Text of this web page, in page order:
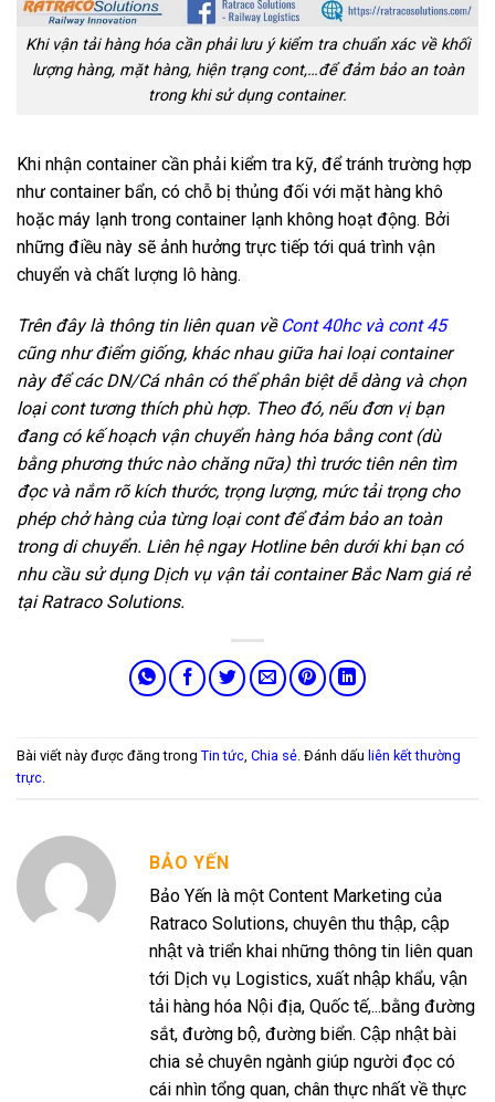
Khi vận tải hàng hóa cần phải lưu ý kiểm tra chuẩn xác về khối
lượng hàng, mặt hàng, hiện trạng cont,…để đảm bảo an toàn
trong khi sử dụng container.
Khi nhận container cần phải kiểm tra kỹ, để tránh trường hợp
như container bẩn, có chỗ bị thủng đối với mặt hàng khô
hoặc máy lạnh trong container lạnh không hoạt động. Bởi
những điều này sẽ ảnh hưởng trực tiếp tới quá trình vận
chuyển và chất lượng lô hàng.
Trên đây là thông tin liên quan về Cont 40hc và cont 45
cũng như điểm giống, khác nhau giữa hai loại container
này để các DN/Cá nhân có thể phân biệt dễ dàng và chọn
loại cont tương thích phù hợp. Theo đó, nếu đơn vị bạn
đang có kế hoạch vận chuyển hàng hóa bằng cont (dù
bằng phương thức nào chăng nữa) thì trước tiên nên tìm
đọc và nắm rõ kích thước, trọng lượng, mức tải trọng cho
phép chở hàng của từng loại cont để đảm bảo an toàn
trong di chuyển. Liên hệ ngay Hotline bên dưới khi bạn có
nhu cầu sử dụng Dịch vụ vận tải container Bắc Nam giá rẻ
tại Ratraco Solutions.
Bài viết này được đăng trong Tin tức, Chia sẻ. Đánh dấu liên kết thường
trực.
BẢO YẾN
Bảo Yến là một Content Marketing của
Ratraco Solutions, chuyên thu thập, cập
nhật và triển khai những thông tin liên quan
tới Dịch vụ Logistics, xuất nhập khẩu, vận
tải hàng hóa Nội địa, Quốc tế,...bằng đường
sắt, đường bộ, đường biển. Cập nhật bài
chia sẻ chuyên ngành giúp người đọc có
cái nhìn tổng quan, chân thực nhất về thực